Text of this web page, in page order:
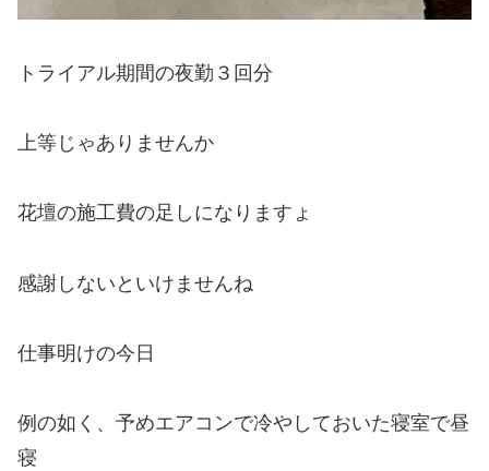
トライアル期間の夜勤３回分
上等じゃありませんか
花壇の施工費の足しになりますょ
感謝しないといけませんね
仕事明けの今日
例の如く、予めエアコンで冷やしておいた寝室で昼
寝